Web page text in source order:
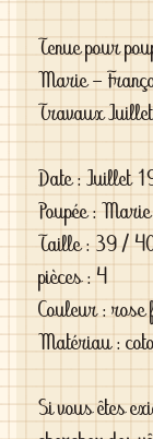
Tenue pour
Marie -
Travaux
Date : Juillet
Poupée :
Taille : 39 /
pièces : 4
Couleur :
Matériau :
Si vous êtes